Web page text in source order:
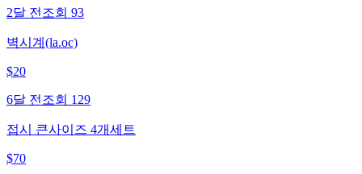
2달 전 조회 93
벽시계(la.oc)
$20
6달 전 조회 129
접시 큰사이즈 4개세트
$70